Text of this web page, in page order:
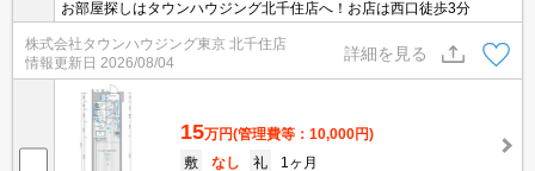
お部屋探しはタウンハウジング北千住店へ！お店は西口徒歩3分
株式会社タウンハウジング東京 北千住店
情報更新日 2026/08/04
詳細を見る
15万円(管理費等：10,000円)
敷
なし 礼
1ヶ月